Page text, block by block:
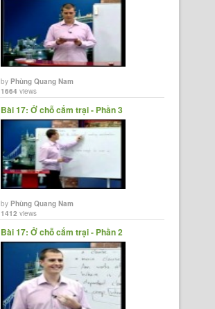
byPhùng Quang Nam
1664 views
Bài 17: Ở chỗ cắm trại - Phần 3
byPhùng Quang Nam
1412 views
Bài 17: Ở chỗ cắm trại - Phần 2